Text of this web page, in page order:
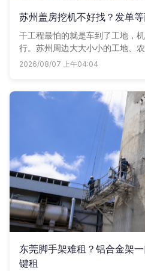
苏州盖房挖机不好找？发单
干工程最怕的就是车到了工地，
行。苏州周边大大小小的工地、
想找一台靠谱挖机，往往电话打
2026/08/07 上午04:04
东莞脚手架难租？铝合金架
键租